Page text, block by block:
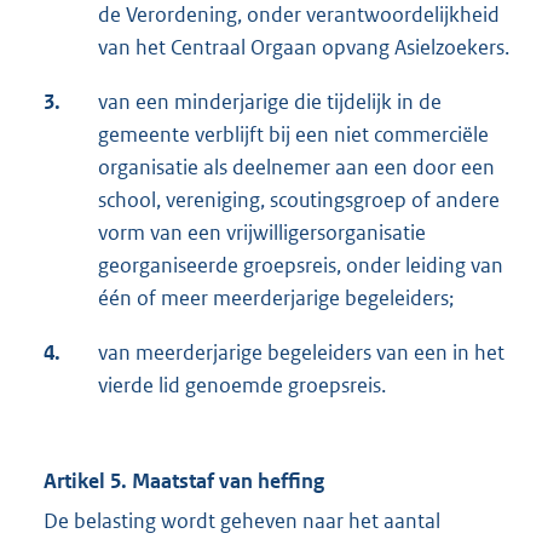
de Verordening, onder verantwoordelijkheid
van het Centraal Orgaan opvang Asielzoekers.
3.
van een minderjarige die tijdelijk in de
gemeente verblijft bij een niet commerciële
organisatie als deelnemer aan een door een
school, vereniging, scoutingsgroep of andere
vorm van een vrijwilligersorganisatie
georganiseerde groepsreis, onder leiding van
één of meer meerderjarige begeleiders;
4.
van meerderjarige begeleiders van een in het
vierde lid genoemde groepsreis.
Artikel 5. Maatstaf van heffing
De belasting wordt geheven naar het aantal